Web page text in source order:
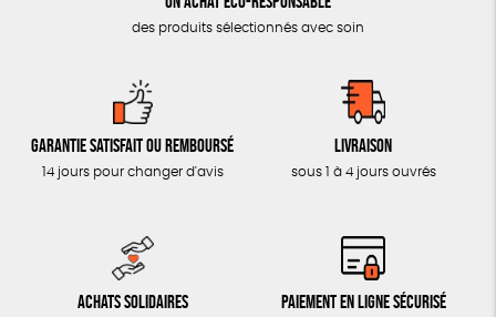
des produits sélectionnés avec soin
Garantie satisfait ou remboursé
14 jours pour changer d'avis
Livraison
sous 1 à 4 jours ouvrés
Achats solidaires Paiement en ligne sécurisé